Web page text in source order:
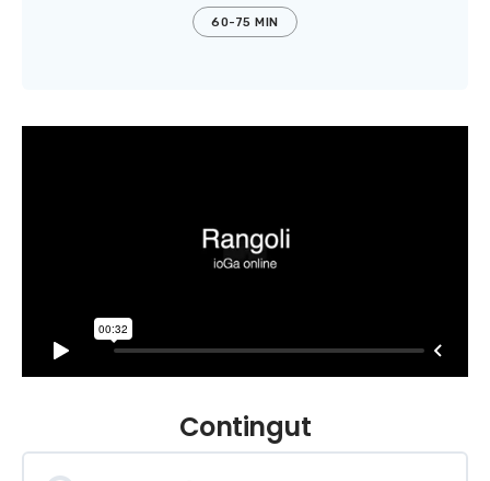
60-75 MIN
Contingut